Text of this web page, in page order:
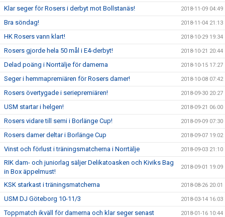
Klar seger för Rosers i derbyt mot Bollstanäs! 2018-11-09 04:49
Bra söndag! 2018-11-04 21:13
HK Rosers vann klart! 2018-10-29 19:34
Rosers gjorde hela 50 mål i E4-derbyt! 2018-10-21 20:44
Delad poäng i Norrtälje för damerna 2018-10-15 17:27
Seger i hemmapremiären för Rosers damer! 2018-10-08 07:42
Rosers övertygade i seriepremiären! 2018-09-30 20:27
USM startar i helgen! 2018-09-21 06:00
Rosers vidare till semi i Borlänge Cup! 2018-09-09 07:30
Rosers damer deltar i Borlänge Cup 2018-09-07 19:02
Vinst och förlust i träningsmatcherna i Norrtälje 2018-09-03 21:10
RIK dam- och juniorlag säljer Delikatoasken och Kiviks Bag
in Box äppelmust!
2018-09-01 19:09
KSK starkast i träningsmatcherna 2018-08-26 20:01
USM DJ Göteborg 10-11/3 2018-03-14 16:03
Toppmatch ikväll för damerna och klar seger senast 2018-01-16 10:44